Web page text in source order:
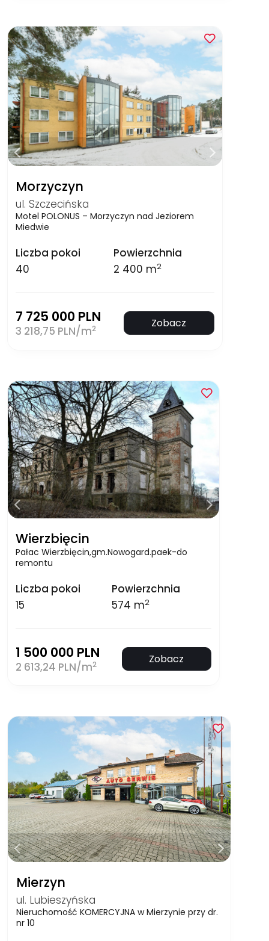
Morzyczyn
ul. Szczecińska
Motel POLONUS – Morzyczyn nad Jeziorem
Miedwie
Liczba pokoi
40
Powierzchnia
2 400 m2
7 725 000 PLN
3 218,75 PLN/m2 Zobacz
Wierzbięcin
Pałac Wierzbięcin,gm.Nowogard.paek-do
remontu
Liczba pokoi
15
Powierzchnia
574 m2
1 500 000 PLN
2 613,24 PLN/m2 Zobacz
Mierzyn
ul. Lubieszyńska
Nieruchomość KOMERCYJNA w Mierzynie przy dr.
nr 10